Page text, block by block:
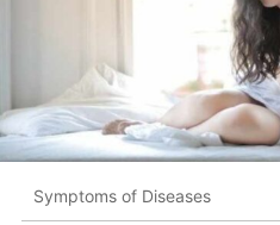
Symptoms of Diseases